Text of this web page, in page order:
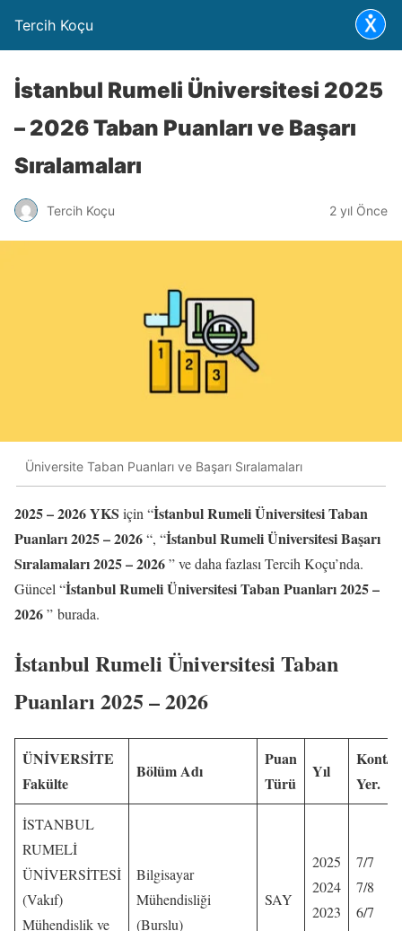
Tercih Koçu
İstanbul Rumeli Üniversitesi 2025
– 2026 Taban Puanları ve Başarı
Sıralamaları
Tercih Koçu 2 yıl Önce
Üniversite Taban Puanları ve Başarı Sıralamaları
2025 – 2026 YKS için “İstanbul Rumeli Üniversitesi Taban
Puanları 2025 – 2026“, “İstanbul Rumeli Üniversitesi Başarı
Sıralamaları 2025 – 2026” ve daha fazlası Tercih Koçu’nda.
Güncel “İstanbul Rumeli Üniversitesi Taban Puanları 2025 –
2026” burada.
İstanbul Rumeli Üniversitesi Taban
Puanları 2025 – 2026
ÜNİVERSİTE
Fakülte
Bölüm Adı
Puan
Türü
Yıl
Kont/
Yer.
İSTANBUL
RUMELİ
ÜNİVERSİTESİ
(Vakıf)
Mühendislik ve
Bilgisayar
Mühendisliği
(Burslu)
SAY
2025
2024
2023
7/7
7/8
6/7